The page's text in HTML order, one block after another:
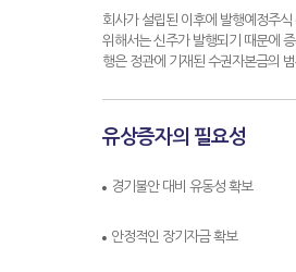
회사가 설립된 이후에 발행예정주
위해서는 신주가 발행되기 때문에
행은 정관에 기재된 수권자본금의
유상증자의 필요성
경기불안 대비 유동성 확보
안정적인 장기자금 확보